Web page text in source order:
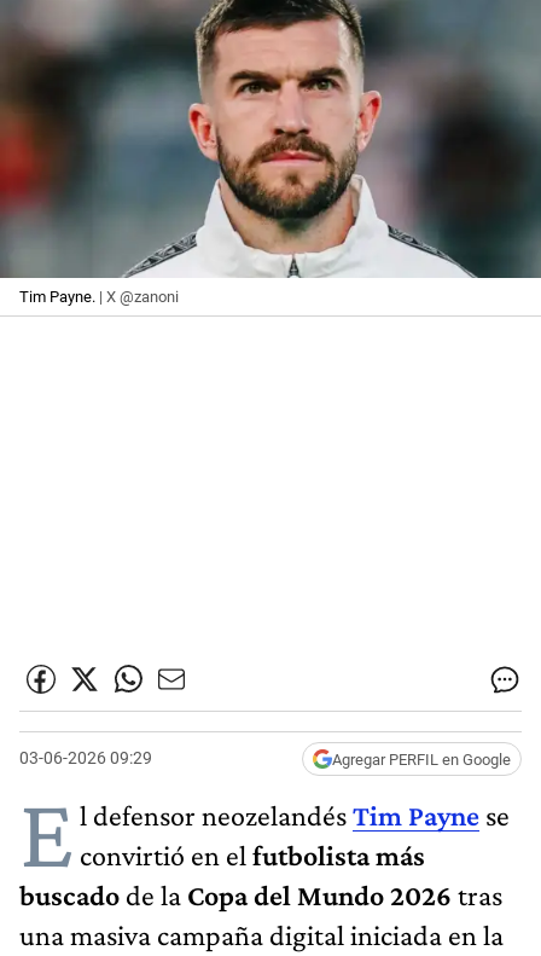
Tim Payne. | X @zanoni
03-06-2026 09:29 Agregar PERFIL en Google
E l defensor neozelandésTim Payne se
convirtió en el futbolista más
buscado de la Copa del Mundo 2026 tras
una masiva campaña digital iniciada en la